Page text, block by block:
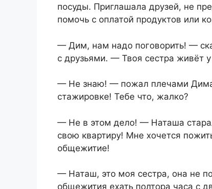
посуды. Приглашала друзей, не
помочь с оплатой продуктов или
— Дим, нам надо поговорить! —
с друзьями. — Твоя сестра живёт
— Не знаю! — пожал плечами
стажировке! Тебе что, жалко?
— Не в этом дело! — Наташа
свою квартиру! Мне хочется
общежитие!
— Наташ, это моя сестра, она не
общежития ехать полтора часа с